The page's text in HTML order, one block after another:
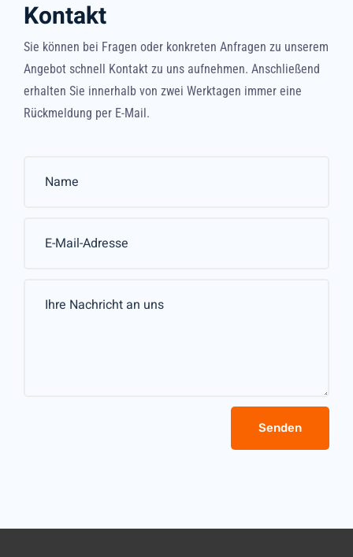
Kontakt
Sie können bei Fragen oder konkreten Anfragen zu unserem
Angebot schnell Kontakt zu uns aufnehmen. Anschließend
erhalten Sie innerhalb von zwei Werktagen immer eine
Rückmeldung per E-Mail.
Senden